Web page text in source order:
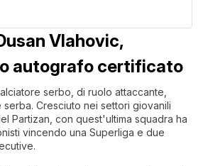
Vlahovic,
autografo certificato
serbo, di ruolo attaccante,
Cresciuto nei settori giovanili
Partizan, con quest'ultima squadra ha
vincendo una Superliga e due